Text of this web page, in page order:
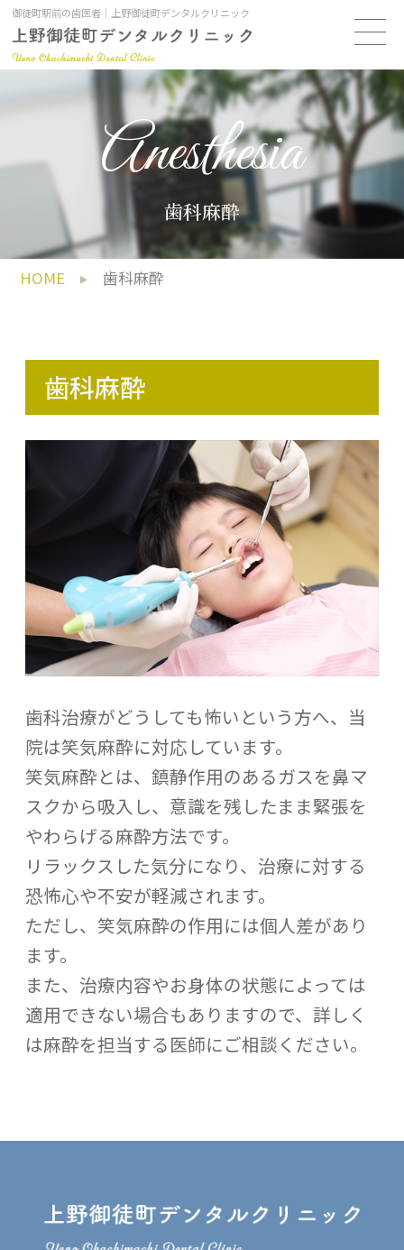
御徒町駅前の歯医者｜上野御徒町デンタルクリニック
Anesthesia
歯科麻酔
HOME 歯科麻酔
歯科麻酔
歯科治療がどうしても怖いという方へ、当
院は笑気麻酔に対応しています。
笑気麻酔とは、鎮静作用のあるガスを鼻マ
スクから吸入し、意識を残したまま緊張を
やわらげる麻酔方法です。
リラックスした気分になり、治療に対する
恐怖心や不安が軽減されます。
ただし、笑気麻酔の作用には個人差があり
ます。
また、治療内容やお身体の状態によっては
適用できない場合もありますので、詳しく
は麻酔を担当する医師にご相談ください。